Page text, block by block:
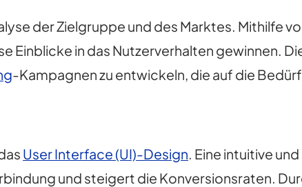
der Zielgruppe und des Marktes. Mithilfe
Einblicke in das Nutzerverhalten gewinnen.
-Kampagnen zu entwickeln, die auf die
User Interface (UI)-Design. Eine intuitive
und steigert die Konversionsraten.